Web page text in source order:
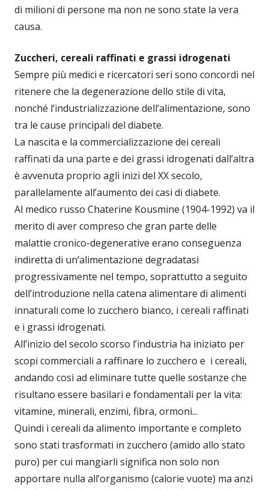
di milioni di persone ma non ne sono state la vera
causa.
Zuccheri, cereali raffinati e grassi idrogenati
Sempre più medici e ricercatori seri sono concordi nel
ritenere che la degenerazione dello stile di vita,
nonché l’industrializzazione dell’alimentazione, sono
tra le cause principali del diabete.
La nascita e la commercializzazione dei cereali
raffinati da una parte e dei grassi idrogenati dall’altra
è avvenuta proprio agli inizi del XX secolo,
parallelamente all’aumento dei casi di diabete.
Al medico russo Chaterine Kousmine (1904-1992) va il
merito di aver compreso che gran parte delle
malattie cronico-degenerative erano conseguenza
indiretta di un’alimentazione degradatasi
progressivamente nel tempo, soprattutto a seguito
dell’introduzione nella catena alimentare di alimenti
innaturali come lo zucchero bianco, i cereali raffinati
e i grassi idrogenati.
All’inizio del secolo scorso l’industria ha iniziato per
scopi commerciali a raffinare lo zucchero e i cereali,
andando così ad eliminare tutte quelle sostanze che
risultano essere basilari e fondamentali per la vita:
vitamine, minerali, enzimi, fibra, ormoni...
Quindi i cereali da alimento importante e completo
sono stati trasformati in zucchero (amido allo stato
puro) per cui mangiarli significa non solo non
apportare nulla all’organismo (calorie vuote) ma anzi